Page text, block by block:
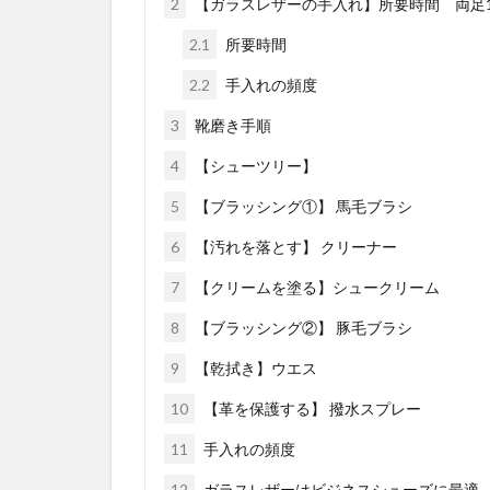
2.1 所要時間
2.2 手入れの頻度
3 靴磨き手順
4 【シューツリー】
5 【ブラッシング①】 馬毛ブラシ
6 【汚れを落とす】 クリーナー
7 【クリームを塗る】シュークリーム
8 【ブラッシング②】 豚毛ブラシ
9 【乾拭き】ウエス
10 【革を保護する】 撥水スプレー
11 手入れの頻度